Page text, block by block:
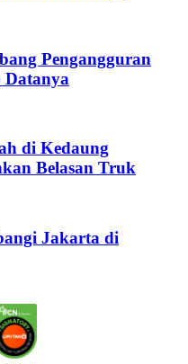
Pengangguran
Datanya
di Kedaung
Belasan Truk
Jakarta di